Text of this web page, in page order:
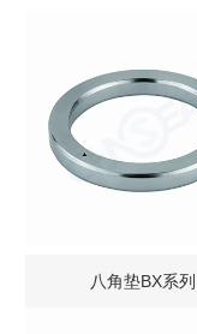
八角垫BX系列